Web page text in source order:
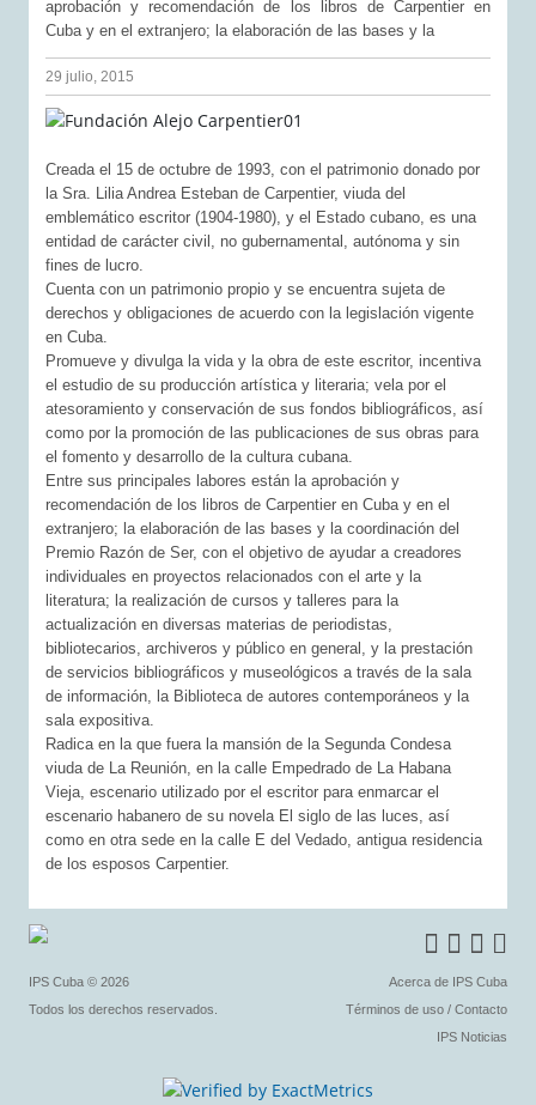
aprobación y recomendación de los libros de Carpentier en
Cuba y en el extranjero; la elaboración de las bases y la
29 julio, 2015
Creada el 15 de octubre de 1993, con el patrimonio donado por
la Sra. Lilia Andrea Esteban de Carpentier, viuda del
emblemático escritor (1904-1980), y el Estado cubano, es una
entidad de carácter civil, no gubernamental, autónoma y sin
fines de lucro.
Cuenta con un patrimonio propio y se encuentra sujeta de
derechos y obligaciones de acuerdo con la legislación vigente
en Cuba.
Promueve y divulga la vida y la obra de este escritor, incentiva
el estudio de su producción artística y literaria; vela por el
atesoramiento y conservación de sus fondos bibliográficos, así
como por la promoción de las publicaciones de sus obras para
el fomento y desarrollo de la cultura cubana.
Entre sus principales labores están la aprobación y
recomendación de los libros de Carpentier en Cuba y en el
extranjero; la elaboración de las bases y la coordinación del
Premio Razón de Ser, con el objetivo de ayudar a creadores
individuales en proyectos relacionados con el arte y la
literatura; la realización de cursos y talleres para la
actualización en diversas materias de periodistas,
bibliotecarios, archiveros y público en general, y la prestación
de servicios bibliográficos y museológicos a través de la sala
de información, la Biblioteca de autores contemporáneos y la
sala expositiva.
Radica en la que fuera la mansión de la Segunda Condesa
viuda de La Reunión, en la calle Empedrado de La Habana
Vieja, escenario utilizado por el escritor para enmarcar el
escenario habanero de su novela El siglo de las luces, así
como en otra sede en la calle E del Vedado, antigua residencia
de los esposos Carpentier.
IPS Cuba © 2026
Acerca de IPS Cuba
Todos los derechos reservados.
Términos de uso / Contacto
IPS Noticias